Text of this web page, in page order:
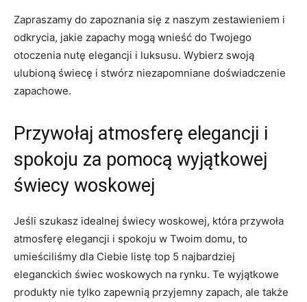
Zapraszamy do zapoznania⁤ się z⁣ naszym zestawieniem⁢ i
odkrycia,⁢ jakie zapachy mogą wnieść do Twojego
otoczenia⁢ nutę elegancji i luksusu. ⁣Wybierz swoją
ulubioną świecę i stwórz niezapomniane doświadczenie⁢
zapachowe.
Przywołaj⁢ atmosferę ‍elegancji ⁢i
⁤spokoju za pomocą ⁤wyjątkowej
świecy woskowej
Jeśli szukasz idealnej świecy woskowej, która ⁤przywoła
atmosferę elegancji i spokoju w Twoim domu, to
umieściliśmy⁢ dla Ciebie listę top 5 najbardziej‍
eleganckich ‌świec woskowych na rynku. Te wyjątkowe
produkty nie tylko zapewnią przyjemny zapach, ale także